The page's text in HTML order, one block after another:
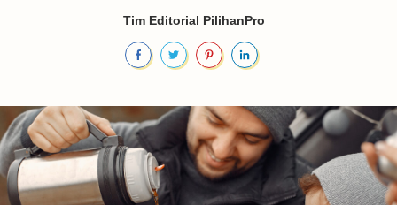
Tim Editorial PilihanPro